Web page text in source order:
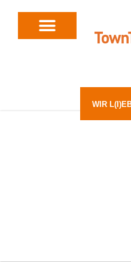
WIR